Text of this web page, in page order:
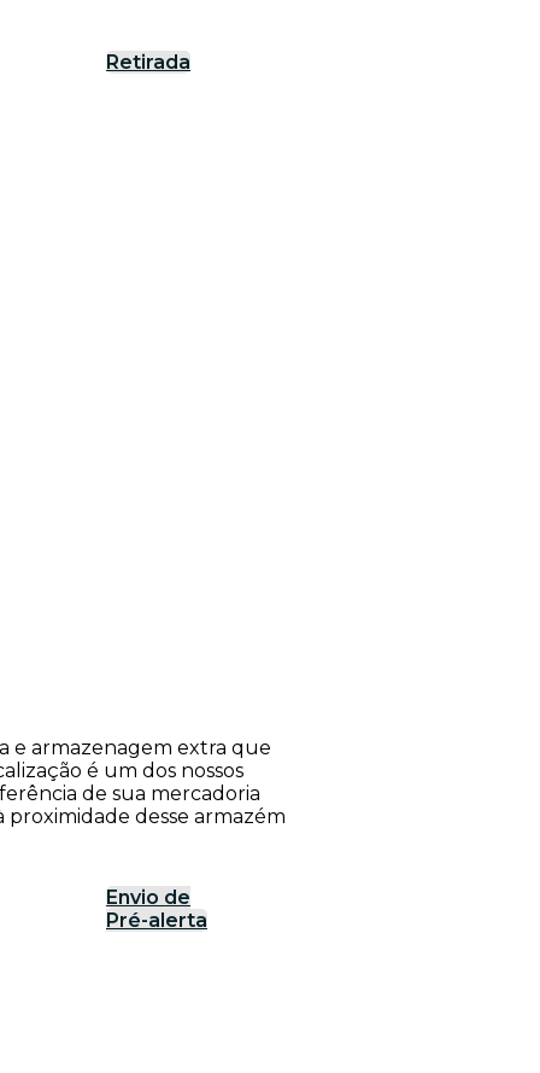
Retirada
e armazenagem extra que
é um dos nossos
de sua mercadoria
proximidade desse armazém
Envio de
Pré-alerta